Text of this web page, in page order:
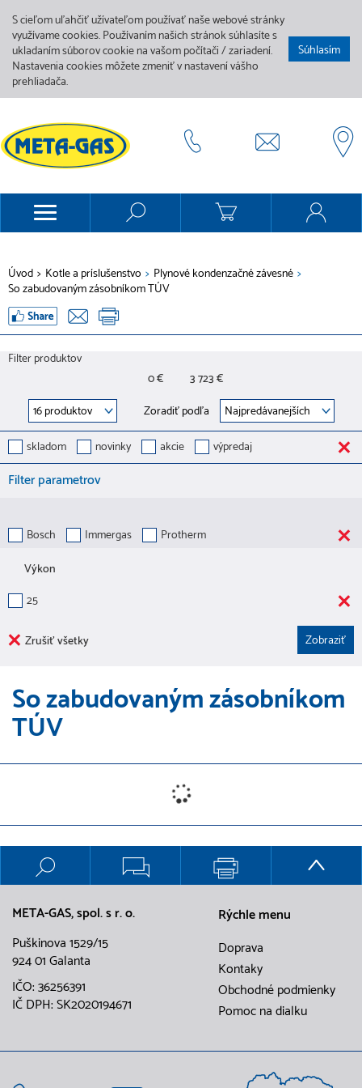
S cieľom uľahčiť užívateľom používať naše webové stránky
využívame cookies. Používaním našich stránok súhlasíte s
ukladaním súborov cookie na vašom počítači / zariadení.
Nastavenia cookies môžete zmeniť v nastavení vášho
prehliadača.
Súhlasím
Úvod > Kotle a príslušenstvo > Plynové kondenzačné závesné >
So zabudovaným zásobníkom TÚV
Filter produktov
0 €
3 723 €
Zoradiť podľa
skladom
novinky akcie výpredaj
Filter parametrov
Bosch Immergas
Protherm
Výkon
25
Zrušiť všetky
So zabudovaným zásobníkom
TÚV
META-GAS, spol. s r. o.
Puškinova 1529/15
924 01 Galanta
IČO: 36256391
IČ DPH: SK2020194671
Rýchle menu
Doprava
Kontaky
Obchodné podmienky
Pomoc na dialku